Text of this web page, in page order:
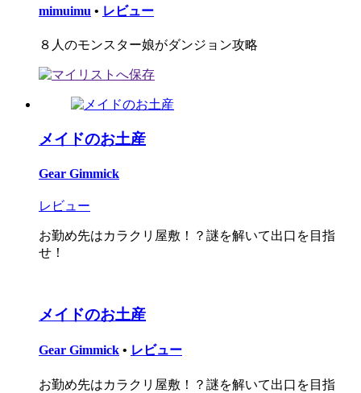
mimuimu • レビュー
８人のモンスター娘がダンジョン攻略
メイドのお土産
Gear Gimmick
レビュー
お勤め先はカラクリ屋敷！？謎を解いて出口を目指
せ！
メイドのお土産
Gear Gimmick • レビュー
お勤め先はカラクリ屋敷！？謎を解いて出口を目指